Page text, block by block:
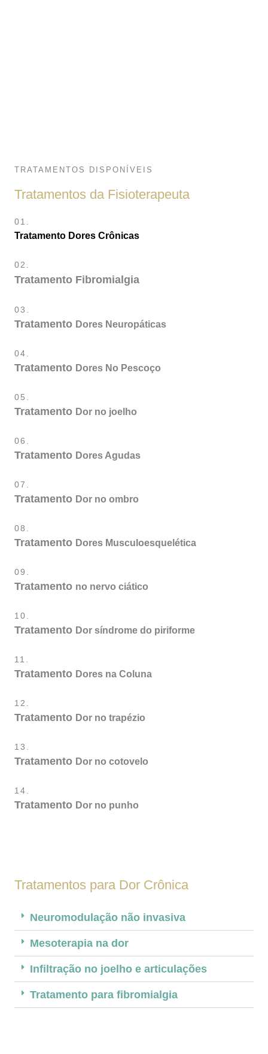
TRATAMENTOS DISPONÍVEIS
Tratamentos da Fisioterapeuta
01.
Tratamento Dores Crônicas
02.
Tratamento Fibromialgia
03.
Tratamento Dores Neuropáticas
04.
Tratamento Dores No Pescoço
05.
Tratamento Dor no joelho
06.
Tratamento Dores Agudas
07.
Tratamento Dor no ombro
08.
Tratamento Dores Musculoesquelética
09.
Tratamento no nervo ciático
10.
Tratamento Dor síndrome do piriforme
11.
Tratamento Dores na Coluna
12.
Tratamento Dor no trapézio
13.
Tratamento Dor no cotovelo
14.
Tratamento Dor no punho
Tratamentos para Dor Crônica
Neuromodulação não invasiva
Mesoterapia na dor
Infiltração no joelho e articulações
Tratamento para fibromialgia